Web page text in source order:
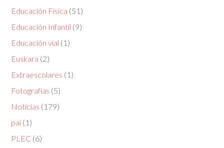
Educación Física (51)
Educación Infantil (9)
Educación vial (1)
Euskara (2)
Extraescolares (1)
Fotografías (5)
Noticias (179)
pai (1)
PLEC (6)